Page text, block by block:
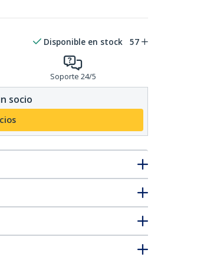
Disponible en stock 57
Soporte 24/5
socio